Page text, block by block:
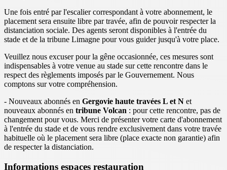
Une fois entré par l'escalier correspondant à votre abonnement, le
placement sera ensuite libre par travée, afin de pouvoir respecter la
distanciation sociale. Des agents seront disponibles à l'entrée du
stade et de la tribune Limagne pour vous guider jusqu'à votre place.
Veuillez nous excuser pour la gêne occasionnée, ces mesures sont
indispensables à votre venue au stade sur cette rencontre dans le
respect des règlements imposés par le Gouvernement. Nous
comptons sur votre compréhension.
- Nouveaux abonnés en Gergovie haute travées L et N et
nouveaux abonnés en tribune Volcan : pour cette rencontre, pas de
changement pour vous. Merci de présenter votre carte d'abonnement
à l'entrée du stade et de vous rendre exclusivement dans votre travée
habituelle où le placement sera libre (place exacte non garantie) afin
de respecter la distanciation.
Informations espaces restauration